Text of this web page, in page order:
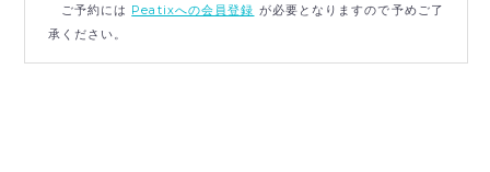
ご予約には Peatixへの会員登録 が必要となりますので予めご了
承ください。